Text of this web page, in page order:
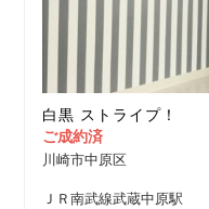
白黒 ストライプ！
ご成約済
川崎市中原区
ＪＲ南武線武蔵中原駅